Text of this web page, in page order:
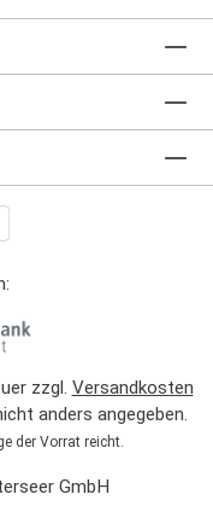
zzgl. Versandkosten
anders angegeben.
der Vorrat reicht.
GmbH